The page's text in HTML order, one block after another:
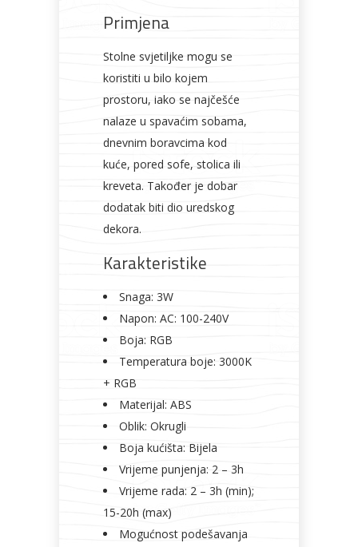
Primjena
Stolne svjetiljke mogu se
koristiti u bilo kojem
prostoru, iako se najčešće
nalaze u spavaćim sobama,
dnevnim boravcima kod
kuće, pored sofe, stolica ili
kreveta. Također je dobar
dodatak biti dio uredskog
dekora.
Karakteristike
Snaga: 3W
Napon: AC: 100-240V
Boja: RGB
Temperatura boje: 3000K
+ RGB
Materijal: ABS
Oblik: Okrugli
Boja kućišta: Bijela
Vrijeme punjenja: 2 – 3h
Vrijeme rada: 2 – 3h (min);
15-20h (max)
Mogućnost podešavanja